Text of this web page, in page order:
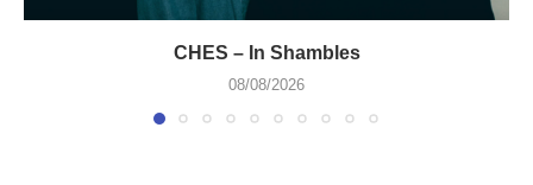
CHES – In Shambles
08/08/2026